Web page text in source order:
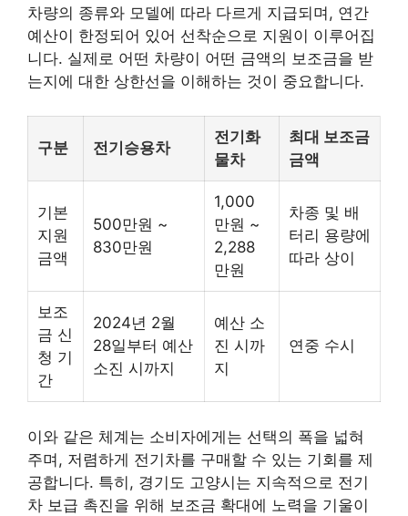
차량의 종류와 모델에 따라 다르게 지급되며, 연간
예산이 한정되어 있어 선착순으로 지원이 이루어집
니다. 실제로 어떤 차량이 어떤 금액의 보조금을 받
는지에 대한 상한선을 이해하는 것이 중요합니다.
구분 전기승용차
전기화
물차
최대 보조금
금액
기본
지원
금액
500만원 ~
830만원
1,000
만원 ~
2,288
만원
차종 및 배
터리 용량에
따라 상이
보조
금 신
청 기
간
2024년 2월
28일부터 예산
소진 시까지
예산 소
진 시까
지
연중 수시
이와 같은 체계는 소비자에게는 선택의 폭을 넓혀
주며, 저렴하게 전기차를 구매할 수 있는 기회를 제
공합니다. 특히, 경기도 고양시는 지속적으로 전기
차 보급 촉진을 위해 보조금 확대에 노력을 기울이